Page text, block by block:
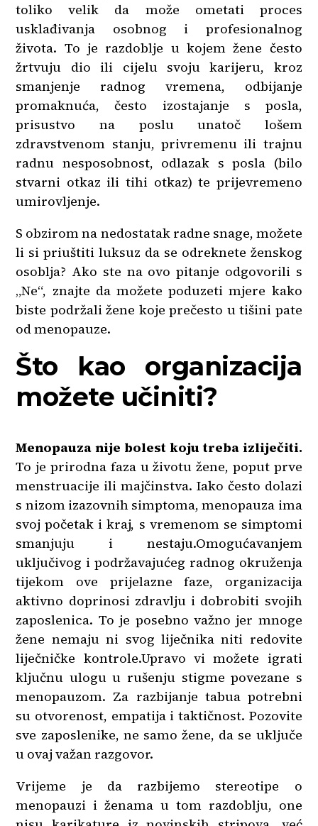
toliko velik da može ometati proces
usklađivanja osobnog i profesionalnog
života. To je razdoblje u kojem žene često
žrtvuju dio ili cijelu svoju karijeru, kroz
smanjenje radnog vremena, odbijanje
promaknuća, često izostajanje s posla,
prisustvo na poslu unatoč lošem
zdravstvenom stanju, privremenu ili trajnu
radnu nesposobnost, odlazak s posla (bilo
stvarni otkaz ili tihi otkaz) te prijevremeno
umirovljenje.
S obzirom na nedostatak radne snage, možete
li si priuštiti luksuz da se odreknete ženskog
osoblja? Ako ste na ovo pitanje odgovorili s
„Ne“, znajte da možete poduzeti mjere kako
biste podržali žene koje prečesto u tišini pate
od menopauze.
Što kao organizacija
možete učiniti?
Menopauza nije bolest koju treba izliječiti.
To je prirodna faza u životu žene, poput prve
menstruacije ili majčinstva. Iako često dolazi
s nizom izazovnih simptoma, menopauza ima
svoj početak i kraj, s vremenom se simptomi
smanjuju i nestaju.Omogućavanjem
uključivog i podržavajućeg radnog okruženja
tijekom ove prijelazne faze, organizacija
aktivno doprinosi zdravlju i dobrobiti svojih
zaposlenica. To je posebno važno jer mnoge
žene nemaju ni svog liječnika niti redovite
liječničke kontrole.Upravo vi možete igrati
ključnu ulogu u rušenju stigme povezane s
menopauzom. Za razbijanje tabua potrebni
su otvorenost, empatija i taktičnost. Pozovite
sve zaposlenike, ne samo žene, da se uključe
u ovaj važan razgovor.
Vrijeme je da razbijemo stereotipe o
menopauzi i ženama u tom razdoblju, one